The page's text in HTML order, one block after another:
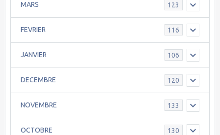
MARS 123
FEVRIER 116
JANVIER 106
DECEMBRE 120
NOVEMBRE 133
OCTOBRE 130